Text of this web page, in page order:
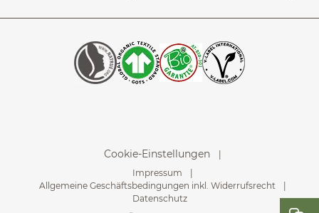
Cookie-Einstellungen
Impressum
Allgemeine Geschäftsbedingungen inkl. Widerrufsrecht
Datenschutz